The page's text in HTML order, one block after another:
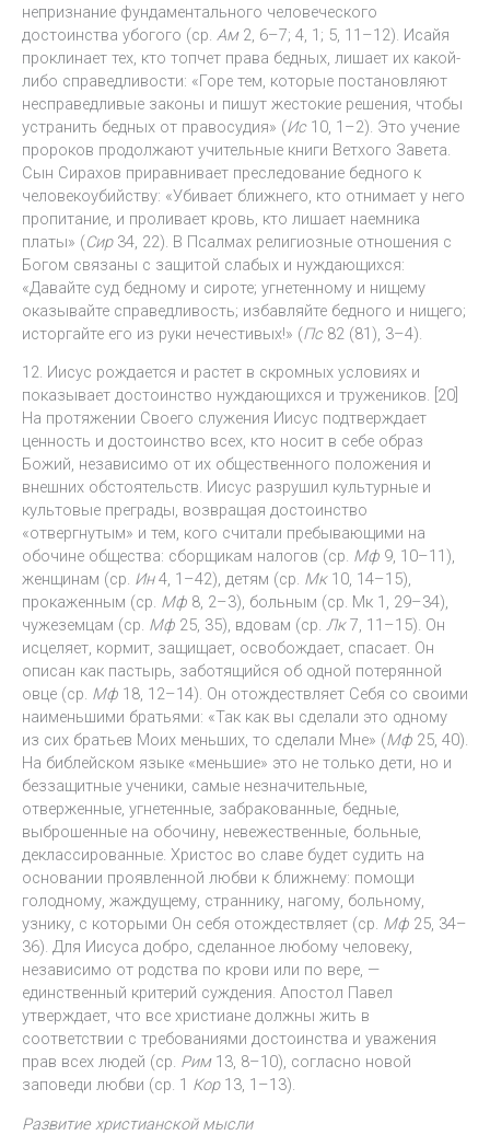
непризнание фундаментального человеческого
достоинства убогого (ср. Ам2, 6–7; 4, 1; 5, 11–12). Исайя
проклинает тех, кто топчет права бедных, лишает их какой-
либо справедливости: «Горе тем, которые постановляют
несправедливые законы и пишут жестокие решения, чтобы
устранить бедных от правосудия» (Ис10, 1–2). Это учение
пророков продолжают учительные книги Ветхого Завета.
Сын Сирахов приравнивает преследование бедного к
человекоубийству: «Убивает ближнего, кто отнимает у него
пропитание, и проливает кровь, кто лишает наемника
платы» (Сир34, 22). В Псалмах религиозные отношения с
Богом связаны с защитой слабых и нуждающихся:
«Давайте суд бедному и сироте; угнетенному и нищему
оказывайте справедливость; избавляйте бедного и нищего;
исторгайте его из руки нечестивых!» (Пс82 (81), 3–4).
12. Иисус рождается и растет в скромных условиях и
показывает достоинство нуждающихся и тружеников. [20]
На протяжении Своего служения Иисус подтверждает
ценность и достоинство всех, кто носит в себе образ
Божий, независимо от их общественного положения и
внешних обстоятельств. Иисус разрушил культурные и
культовые преграды, возвращая достоинство
«отвергнутым» и тем, кого считали пребывающими на
обочине общества: сборщикам налогов (ср. Мф 9, 10–11),
женщинам (ср. Ин4, 1–42), детям (ср. Мк10, 14–15),
прокаженным (ср. Мф 8, 2–3), больным (ср. Мк 1, 29–34),
чужеземцам (ср. Мф 25, 35), вдовам (ср. Лк7, 11–15). Он
исцеляет, кормит, защищает, освобождает, спасает. Он
описан как пастырь, заботящийся об одной потерянной
овце (ср. Мф 18, 12–14). Он отождествляет Себя со своими
наименьшими братьями: «Так как вы сделали это одному
из сих братьев Моих меньших, то сделали Мне» (Мф 25, 40).
На библейском языке «меньшие» это не только дети, но и
беззащитные ученики, самые незначительные,
отверженные, угнетенные, забракованные, бедные,
выброшенные на обочину, невежественные, больные,
деклассированные. Христос во славе будет судить на
основании проявленной любви к ближнему: помощи
голодному, жаждущему, страннику, нагому, больному,
узнику, с которыми Он себя отождествляет (ср. Мф 25, 34–
36). Для Иисуса добро, сделанное любому человеку,
независимо от родства по крови или по вере, —
единственный критерий суждения. Апостол Павел
утверждает, что все христиане должны жить в
соответствии с требованиями достоинства и уважения
прав всех людей (ср. Рим13, 8–10), согласно новой
заповеди любви (ср. 1 Кор13, 1–13).
Развитие христианской мысли